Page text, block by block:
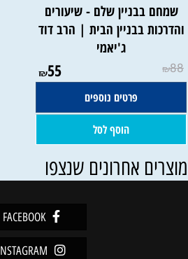
שמחם בבניין שלם - שיעורים
והדרכות בבניין הבית | הרב דוד
ג'יאמי
₪88
₪55
פרטים נוספים
הוסף לסל
אחרונים שנצפו
FACEBOOK
INSTAGRAM